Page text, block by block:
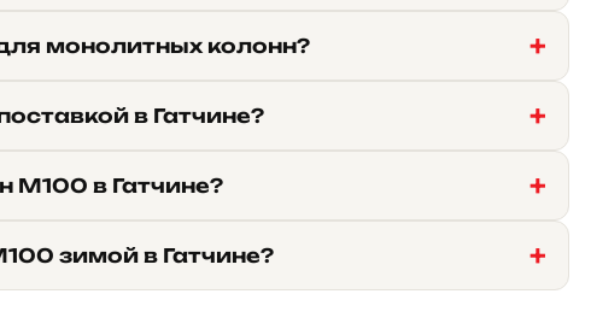
монолитных колонн?
в Гатчине?
М100 в Гатчине?
зимой в Гатчине?